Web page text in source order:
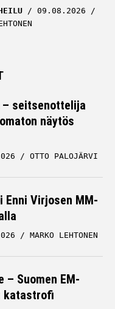
09.08.2026
– seitsenottelija
näytös
OTTO PALOJÄRVI
Enni Virjosen MM-
MARKO LEHTONEN
– Suomen EM-
katastrofi